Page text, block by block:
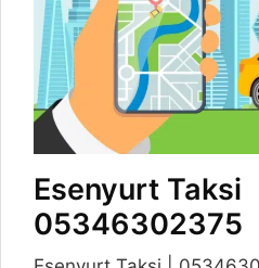
Esenyurt Taksi
05346302375